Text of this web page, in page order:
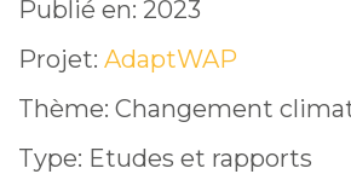
biosphère
Bénin
Publié en: 2023
Projet: AdaptWAP
Thème: Changement
Type: Etudes et rapports